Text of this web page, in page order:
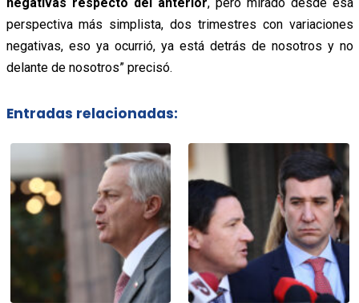
perspectiva más simplista, dos trimestres con variaciones
negativas, eso ya ocurrió, ya está detrás de nosotros y no
delante de nosotros” precisó.
Entradas relacionadas: